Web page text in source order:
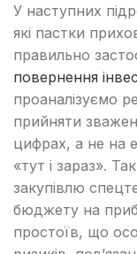
У наступних
які пастки
правильно
повернення
проаналізуємо
прийняти
цифрах, а не на
«тут і зараз».
закупівлю
бюджету на
простоїв, що